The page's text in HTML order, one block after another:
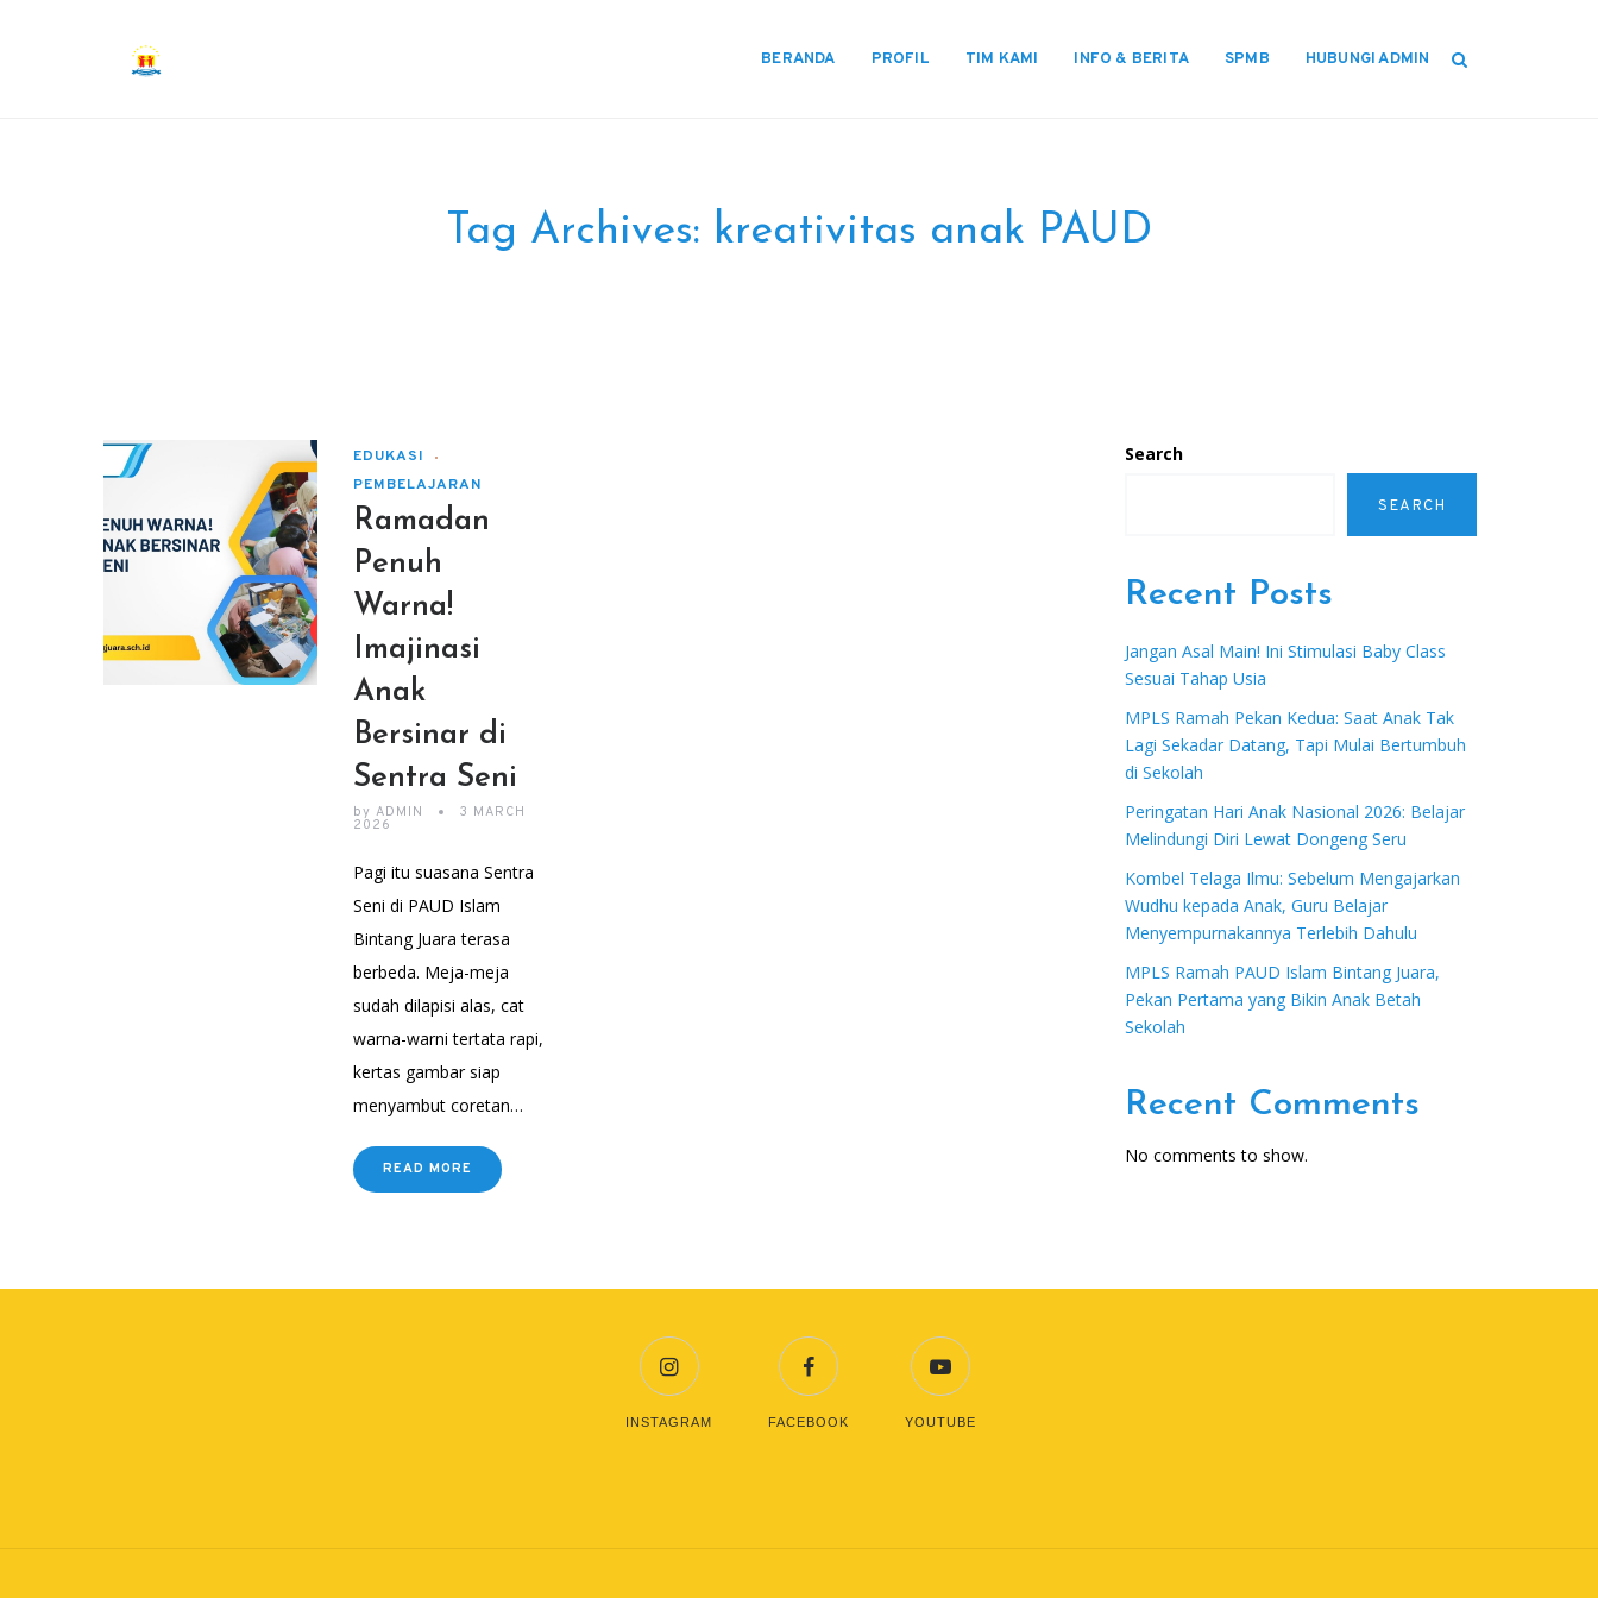
BERANDA PROFIL TIM KAMI INFO & BERITA SPMB HUBUNGI ADMIN
Tag Archives: kreativitas anak PAUD
EDUKASI
PEMBELAJARAN
Ramadan
Penuh
Warna!
Imajinasi
Anak
Bersinar di
Sentra Seni
by ADMIN 3 MARCH
2026
Pagi itu suasana Sentra
Seni di PAUD Islam
Bintang Juara terasa
berbeda. Meja-meja
sudah dilapisi alas, cat
warna-warni tertata rapi,
kertas gambar siap
menyambut coretan…
READ MORE
Search
SEARCH
Recent Posts
Jangan Asal Main! Ini Stimulasi Baby Class
Sesuai Tahap Usia
MPLS Ramah Pekan Kedua: Saat Anak Tak
Lagi Sekadar Datang, Tapi Mulai Bertumbuh
di Sekolah
Peringatan Hari Anak Nasional 2026: Belajar
Melindungi Diri Lewat Dongeng Seru
Kombel Telaga Ilmu: Sebelum Mengajarkan
Wudhu kepada Anak, Guru Belajar
Menyempurnakannya Terlebih Dahulu
MPLS Ramah PAUD Islam Bintang Juara,
Pekan Pertama yang Bikin Anak Betah
Sekolah
Recent Comments
No comments to show.
INSTAGRAM FACEBOOK YOUTUBE